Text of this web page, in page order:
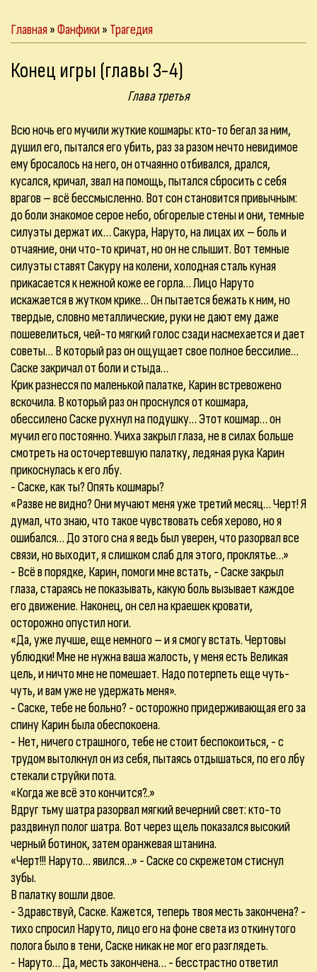
Главная»Фанфики» Трагедия
Конец игры (главы 3-4)
Глава третья
Всю ночь его мучили жуткие кошмары: кто-то бегал за ним,
душил его, пытался его убить, раз за разом нечто невидимое
ему бросалось на него, он отчаянно отбивался, дрался,
кусался, кричал, звал на помощь, пытался сбросить с себя
врагов – всё бессмысленно. Вот сон становится привычным:
до боли знакомое серое небо, обгорелые стены и они, темные
силуэты держат их… Сакура, Наруто, на лицах их – боль и
отчаяние, они что-то кричат, но он не слышит. Вот темные
силуэты ставят Сакуру на колени, холодная сталь куная
прикасается к нежной коже ее горла… Лицо Наруто
искажается в жутком крике… Он пытается бежать к ним, но
твердые, словно металлические, руки не дают ему даже
пошевелиться, чей-то мягкий голос сзади насмехается и дает
советы… В который раз он ощущает свое полное бессилие…
Саске закричал от боли и стыда…
Крик разнесся по маленькой палатке, Карин встревожено
вскочила. В который раз он проснулся от кошмара,
обессилено Саске рухнул на подушку… Этот кошмар… он
мучил его постоянно. Учиха закрыл глаза, не в силах больше
смотреть на осточертевшую палатку, ледяная рука Карин
прикоснулась к его лбу.
- Саске, как ты? Опять кошмары?
«Разве не видно? Они мучают меня уже третий месяц… Черт! Я
думал, что знаю, что такое чувствовать себя херово, но я
ошибался… До этого сна я ведь был уверен, что разорвал все
связи, но выходит, я слишком слаб для этого, проклятье…»
- Всё в порядке, Карин, помоги мне встать, - Саске закрыл
глаза, стараясь не показывать, какую боль вызывает каждое
его движение. Наконец, он сел на краешек кровати,
осторожно опустил ноги.
«Да, уже лучше, еще немного – и я смогу встать. Чертовы
ублюдки! Мне не нужна ваша жалость, у меня есть Великая
цель, и ничто мне не помешает. Надо потерпеть еще чуть-
чуть, и вам уже не удержать меня».
- Саске, тебе не больно? - осторожно придерживающая его за
спину Карин была обеспокоена.
- Нет, ничего страшного, тебе не стоит беспокоиться, - с
трудом вытолкнул он из себя, пытаясь отдышаться, по его лбу
стекали струйки пота.
«Когда же всё это кончится?..»
Вдруг тьму шатра разорвал мягкий вечерний свет: кто-то
раздвинул полог шатра. Вот через щель показался высокий
черный ботинок, затем оранжевая штанина.
«Черт!!! Наруто… явился…» - Саске со скрежетом стиснул
зубы.
В палатку вошли двое.
- Здравствуй, Саске. Кажется, теперь твоя месть закончена? -
тихо спросил Наруто, лицо его на фоне света из откинутого
полога было в тени, Саске никак не мог его разглядеть.
- Наруто… Да, месть закончена… - бесстрастно ответил